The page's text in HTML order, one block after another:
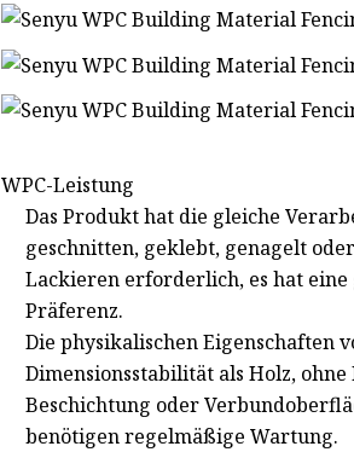
WPC-Leistung
Das Produkt hat die gleiche
geschnitten, geklebt, genagelt
Lackieren erforderlich, es hat
Präferenz.
Die physikalischen Eigenschaften
Dimensionsstabilität als Holz,
Beschichtung oder
benötigen regelmäßige Wartung.